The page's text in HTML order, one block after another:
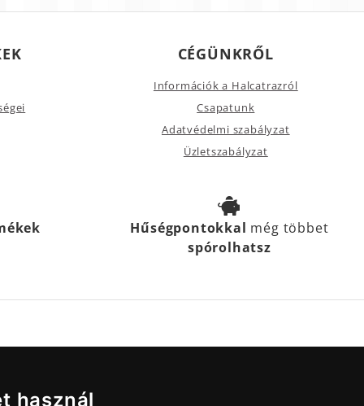
használ
CÉGÜNKRŐL
Információk a Halcatrazról
Csapatunk
Adatvédelmi szabályzat
Üzletszabályzat
Hűségpontokkal még többet
spórolhatsz